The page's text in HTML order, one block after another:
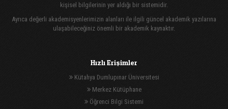
kişisel bilgilerinin yer aldığı bir sistemidir.
Ayrıca değerli akademisyenlerimizin alanları ile ilgili güncel akademik yazılarına
ulaşabileceğiniz önemli bir akademik kaynaktır.
Hızlı Erişimler
Kütahya Dumlupınar Üniversitesi
Merkez Kütüphane
Öğrenci Bilgi Sistemi